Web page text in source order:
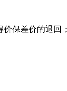
保差价的退回；